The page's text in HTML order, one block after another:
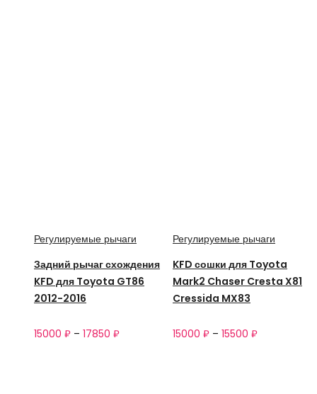
Регулируемые рычаги
Задний рычаг схождения
KFD для Toyota GT86
2012-2016
15000 ₽ – 17850 ₽
Регулируемые рычаги
KFD сошки для Toyota
Mark2 Chaser Cresta X81
Cressida MX83
15000 ₽ – 15500 ₽